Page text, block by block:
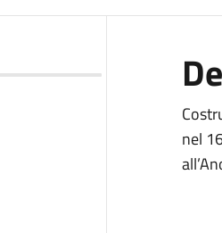
nel